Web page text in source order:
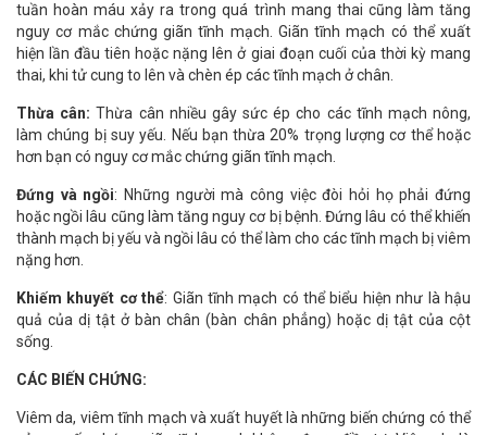
tuần hoàn máu xảy ra trong quá trình mang thai cũng làm tăng
nguy cơ mắc chứng giãn tĩnh mạch. Giãn tĩnh mạch có thể xuất
hiện lần đầu tiên hoặc nặng lên ở giai đoạn cuối của thời kỳ mang
thai, khi tử cung to lên và chèn ép các tĩnh mạch ở chân.
Thừa cân:Thừa cân nhiều gây sức ép cho các tĩnh mạch nông,
làm chúng bị suy yếu. Nếu bạn thừa 20% trọng lượng cơ thể hoặc
hơn bạn có nguy cơ mắc chứng giãn tĩnh mạch.
Đứng và ngồi: Những người mà công việc đòi hỏi họ phải đứng
hoặc ngồi lâu cũng làm tăng nguy cơ bị bệnh. Đứng lâu có thể khiến
thành mạch bị yếu và ngồi lâu có thể làm cho các tĩnh mạch bị viêm
nặng hơn.
Khiếm khuyết cơ thể: Giãn tĩnh mạch có thể biểu hiện như là hậu
quả của dị tật ở bàn chân (bàn chân phẳng) hoặc dị tật của cột
sống.
CÁC BIẾN CHỨNG:
Viêm da, viêm tĩnh mạch và xuất huyết là những biến chứng có thể